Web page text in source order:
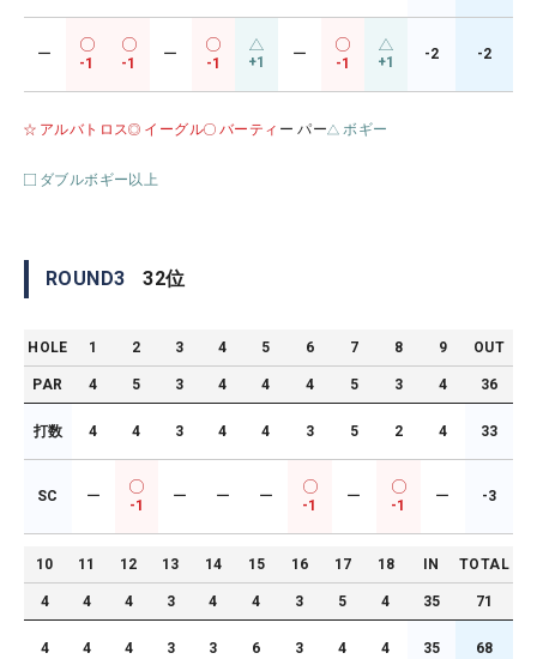
ー
-1 -1
ー
-1 +1 ー
-1 +1 -2 -2
アルバトロス イーグル バーティ ー パー ボギー
ダブルボギー以上
ROUND3 32位
HOLE 1 2 3 4 5 6 7 8 9 OUT
PAR 4 5 3 4 4 4 5 3 4 36
打数 4 4 3 4 4 3 5 2 4 33
SC ー
-1
ー ー ー
-1
ー
-1
ー -3
10 11 12 13 14 15 16 17 18 IN TOTAL
4 4 4 3 4 4 3 5 4 35 71
4 4 4 3 3 6 3 4 4 35 68